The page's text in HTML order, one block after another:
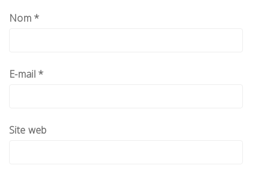
Nom *
E-mail *
Site web